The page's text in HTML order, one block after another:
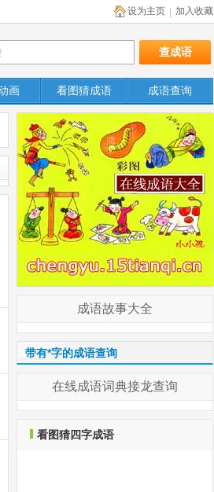
加入收藏
设为主页
画 看图猜成语 成语查询
成语故事大全
带有*字的成语查询
在线成语词典接龙查询
看图猜四字成语